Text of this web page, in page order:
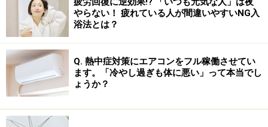
やらない！ 疲れている人が間違いやすいNG入
浴法とは？
Q. 熱中症対策にエアコンをフル稼働させてい
ます。「冷やし過ぎも体に悪い」って本当でし
ょうか？